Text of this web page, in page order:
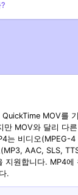
MOV를
만 MOV와 달리 다
는 비디오(MPEG-
AAC, SLS,
원합니다. MP4에
.